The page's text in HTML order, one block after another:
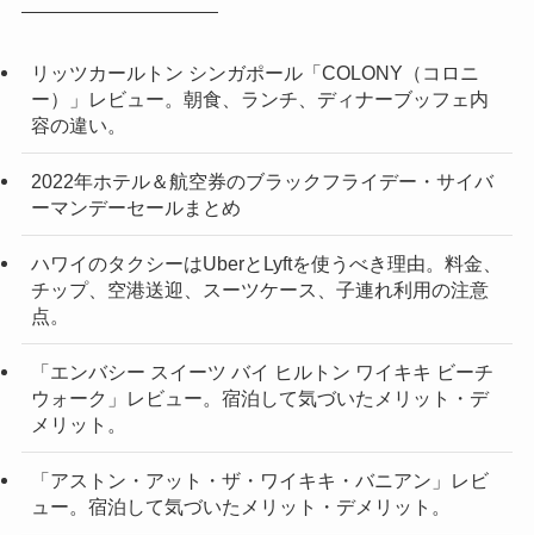
リッツカールトン シンガポール「COLONY（コロニ
ー）」レビュー。朝食、ランチ、ディナーブッフェ内
容の違い。
2022年ホテル＆航空券のブラックフライデー・サイバ
ーマンデーセールまとめ
ハワイのタクシーはUberとLyftを使うべき理由。料金、
チップ、空港送迎、スーツケース、子連れ利用の注意
点。
「エンバシー スイーツ バイ ヒルトン ワイキキ ビーチ
ウォーク」レビュー。宿泊して気づいたメリット・デ
メリット。
「アストン・アット・ザ・ワイキキ・バニアン」レビ
ュー。宿泊して気づいたメリット・デメリット。